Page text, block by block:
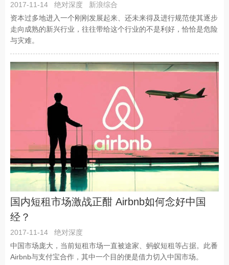
2017-11-14 绝对深度
新浪综合
资本过多地进入一个刚刚发展起来、还未来得及进行规范使其逐步
走向成熟的新兴行业，往往带给这个行业的不是利好，恰恰是危险
与灾难。
国内短租市场激战正酣 Airbnb如何念好中国
经？
2017-11-14
绝对深度
中国市场庞大，当前短租市场一直被途家、蚂蚁短租等占据。此番
Airbnb与支付宝合作，其中一个目的便是借力切入中国市场。